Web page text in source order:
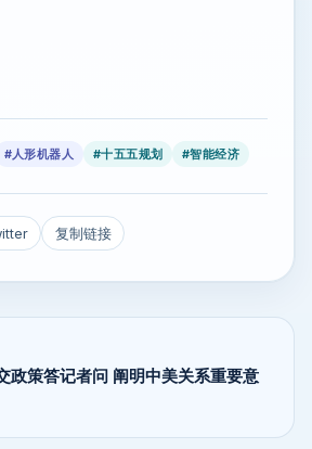
#人形机器人 #十五五规划 #智能经济
复制链接
政策答记者问 阐明中美关系重要意